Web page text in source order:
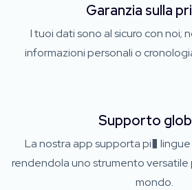
Garanzia sulla
I tuoi dati sono al sicuro con noi;
informazioni personali o
Supporto
La nostra app supporta pi�
rendendola uno strumento
mondo.